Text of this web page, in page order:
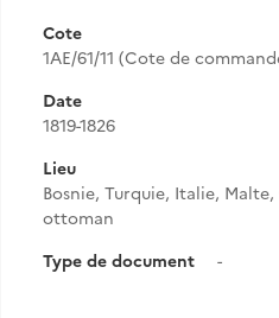
Cote
1AE/61/11 (Cote de
Date
1819-1826
Lieu
Bosnie, Turquie, Italie,
ottoman
Type de document
-